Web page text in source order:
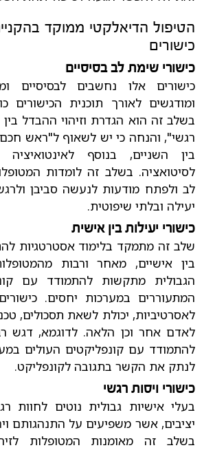
הטיפול הדיאלקטי ממוקד
כישורים
כישורי שימת לב בסיסיים
כישורים אלו נחשבים לבסיסיים
ומודגשים לאורך תוכנית הכישורים
בשלב זה הוא הגדרת וזיהוי ההבדל
רגשי", והנחה כי יש לשאוף ל"ראש
בין השניים, בנוסף
לסיטואציה. בשלב זה לומדות
לב ולפתח מודעות לנעשה סביבן
יעילה ובלתי שיפוטית.
כישורי יעילות בין אישית
שלב זה מתמקד בלימוד אסטרטגיות
בין אישיים, מאחר ורבות
הגבולית מתקשות להתמודד עם
המתעוררים במערכות יחסים.
לאסרטיביות, יכולת לשאת תסכולים,
לאדם אחר וכן הלאה. לדוגמא, דגש
להתמודד עם קונפליקטים העולים
לנתק את הקשר בתגובה לקונפליקט.
כישורי ויסות רגשי
בעלי אישיות גבולית נוטים לחוות
יציבים, אשר משפיעים על התנהגותם
בשלב זה מאומנות המטופלות